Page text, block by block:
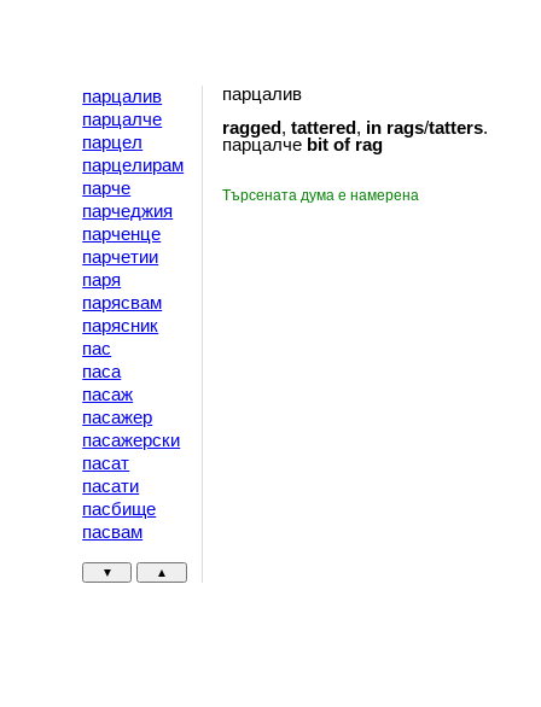
парцалив
парцалче
парцел
парцелирам
парче
парчеджия
парченце
парчетии
паря
парясвам
парясник
пас
паса
пасаж
пасажер
пасажерски
пасат
пасати
пасбище
пасвам
▼ ▲
парцалив
ragged,tattered, in rags/tatters.
парцалче bit of rag
Търсената дума е намерена